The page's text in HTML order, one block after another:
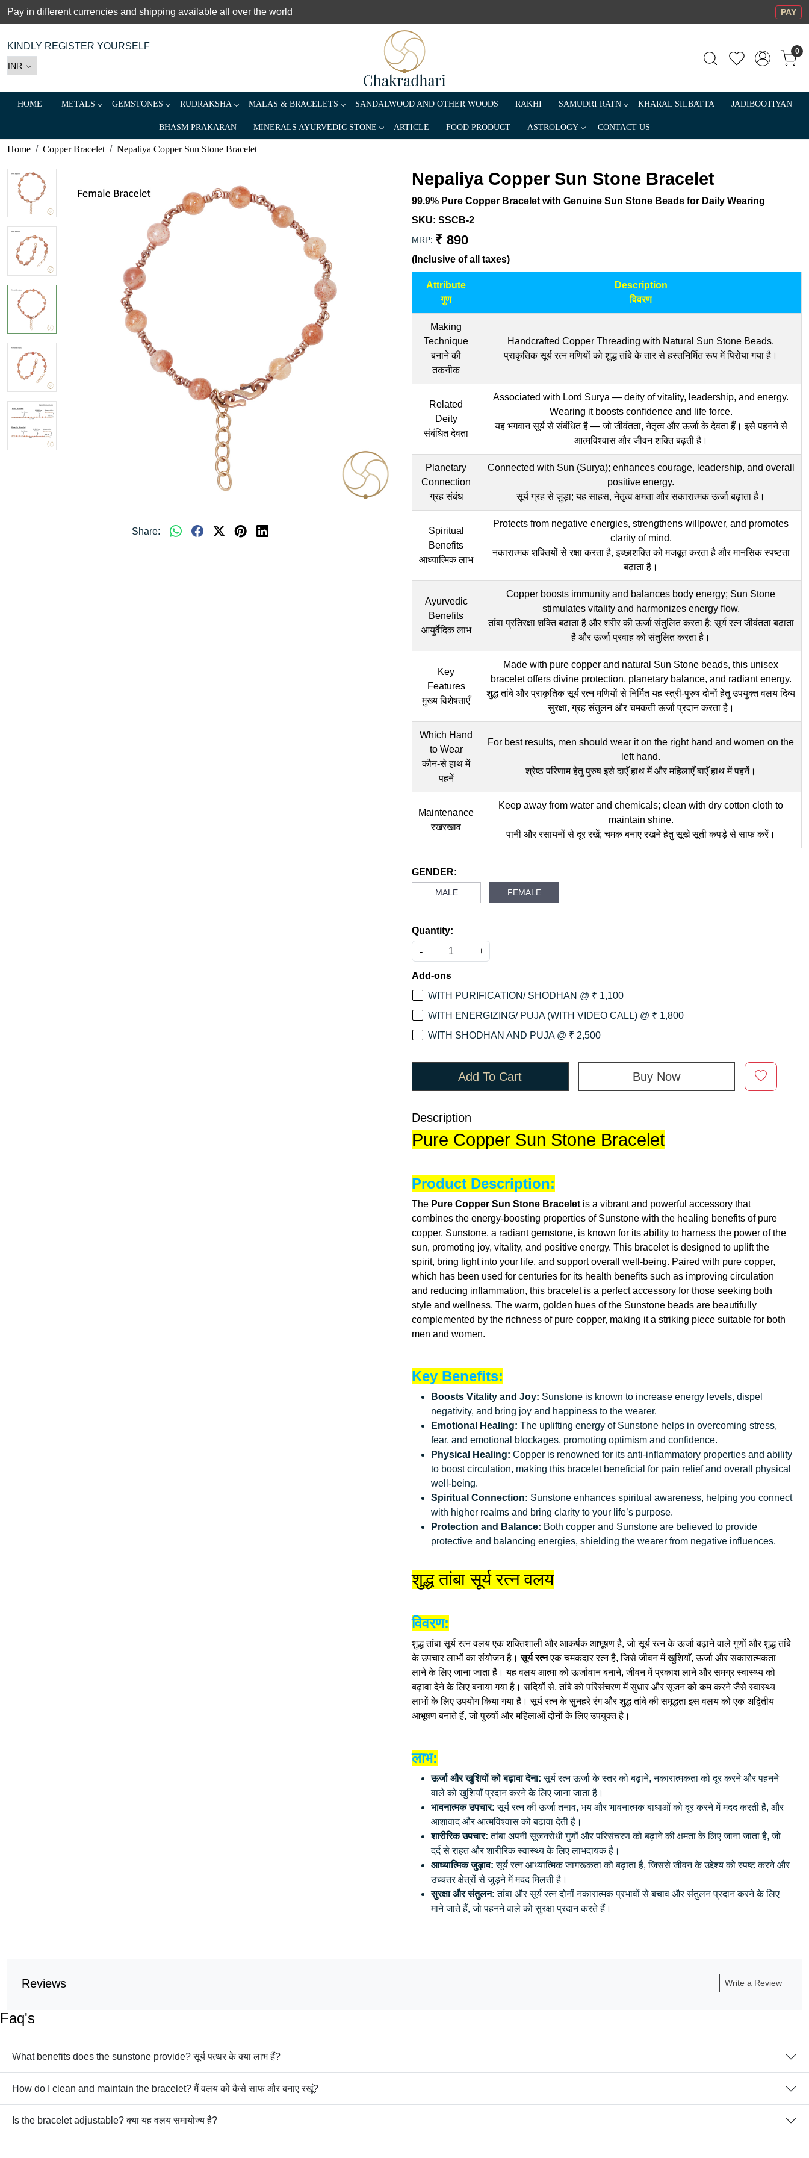
Pay in different currencies and shipping available all over the world PAY
KINDLY REGISTER YOURSELF 0
HOME METALS GEMSTONES RUDRAKSHA MALAS & BRACELETS SANDALWOOD AND OTHER WOODS RAKHI SAMUDRI RATN KHARAL SILBATTA JADIBOOTIYAN
BHASM PRAKARAN MINERALS AYURVEDIC STONE ARTICLE FOOD PRODUCT ASTROLOGY CONTACT US
Home Copper Bracelet Nepaliya Copper Sun Stone Bracelet
Share:
Nepaliya Copper Sun Stone Bracelet
99.9% Pure Copper Bracelet with Genuine Sun Stone Beads for Daily Wearing
SKU: SSCB-2
MRP: ₹ 890
(Inclusive of all taxes)
Attribute
गुण
Description
विवरण
Making
Technique
बनाने की
तकनीक
Handcrafted Copper Threading with Natural Sun Stone Beads.
प्राकृतिक सूर्य रत्न मणियों को शुद्ध तांबे के तार से हस्तनिर्मित रूप में पिरोया गया है।
Related
Deity
संबंधित देवता
Associated with Lord Surya — deity of vitality, leadership, and energy.
Wearing it boosts confidence and life force.
यह भगवान सूर्य से संबंधित है — जो जीवंतता, नेतृत्व और ऊर्जा के देवता हैं। इसे पहनने से
आत्मविश्वास और जीवन शक्ति बढ़ती है।
Planetary
Connection
ग्रह संबंध
Connected with Sun (Surya); enhances courage, leadership, and overall
positive energy.
सूर्य ग्रह से जुड़ा; यह साहस, नेतृत्व क्षमता और सकारात्मक ऊर्जा बढ़ाता है।
Spiritual
Benefits
आध्यात्मिक लाभ
Protects from negative energies, strengthens willpower, and promotes
clarity of mind.
नकारात्मक शक्तियों से रक्षा करता है, इच्छाशक्ति को मजबूत करता है और मानसिक स्पष्टता
बढ़ाता है।
Ayurvedic
Benefits
आयुर्वेदिक लाभ
Copper boosts immunity and balances body energy; Sun Stone
stimulates vitality and harmonizes energy flow.
तांबा प्रतिरक्षा शक्ति बढ़ाता है और शरीर की ऊर्जा संतुलित करता है; सूर्य रत्न जीवंतता बढ़ाता
है और ऊर्जा प्रवाह को संतुलित करता है।
Key
Features
मुख्य विशेषताएँ
Made with pure copper and natural Sun Stone beads, this unisex
bracelet offers divine protection, planetary balance, and radiant energy.
शुद्ध तांबे और प्राकृतिक सूर्य रत्न मणियों से निर्मित यह स्त्री-पुरुष दोनों हेतु उपयुक्त वलय दिव्य
सुरक्षा, ग्रह संतुलन और चमकती ऊर्जा प्रदान करता है।
Which Hand
to Wear
कौन-से हाथ में
पहनें
For best results, men should wear it on the right hand and women on the
left hand.
श्रेष्ठ परिणाम हेतु पुरुष इसे दाएँ हाथ में और महिलाएँ बाएँ हाथ में पहनें।
Maintenance
रखरखाव
Keep away from water and chemicals; clean with dry cotton cloth to
maintain shine.
पानी और रसायनों से दूर रखें; चमक बनाए रखने हेतु सूखे सूती कपड़े से साफ करें।
GENDER:
MALE FEMALE
Quantity:
-
+
Add-ons
WITH PURIFICATION/ SHODHAN @ ₹ 1,100
WITH ENERGIZING/ PUJA (WITH VIDEO CALL) @ ₹ 1,800
WITH SHODHAN AND PUJA @ ₹ 2,500
Add To Cart Buy Now
Description
Pure Copper Sun Stone Bracelet
Product Description:
The Pure Copper Sun Stone Bracelet is a vibrant and powerful accessory that
combines the energy-boosting properties of Sunstone with the healing benefits of pure
copper. Sunstone, a radiant gemstone, is known for its ability to harness the power of the
sun, promoting joy, vitality, and positive energy. This bracelet is designed to uplift the
spirit, bring light into your life, and support overall well-being. Paired with pure copper,
which has been used for centuries for its health benefits such as improving circulation
and reducing inflammation, this bracelet is a perfect accessory for those seeking both
style and wellness. The warm, golden hues of the Sunstone beads are beautifully
complemented by the richness of pure copper, making it a striking piece suitable for both
men and women.
Key Benefits:
Boosts Vitality and Joy: Sunstone is known to increase energy levels, dispel
negativity, and bring joy and happiness to the wearer.
Emotional Healing: The uplifting energy of Sunstone helps in overcoming stress,
fear, and emotional blockages, promoting optimism and confidence.
Physical Healing: Copper is renowned for its anti-inflammatory properties and ability
to boost circulation, making this bracelet beneficial for pain relief and overall physical
well-being.
Spiritual Connection: Sunstone enhances spiritual awareness, helping you connect
with higher realms and bring clarity to your life’s purpose.
Protection and Balance: Both copper and Sunstone are believed to provide
protective and balancing energies, shielding the wearer from negative influences.
शुद्ध तांबा सूर्य रत्न वलय
विवरण:
शुद्ध तांबा सूर्य रत्न वलय एक शक्तिशाली और आकर्षक आभूषण है, जो सूर्य रत्न के ऊर्जा बढ़ाने वाले गुणों और शुद्ध तांबे
के उपचार लाभों का संयोजन है।सूर्य रत्नएक चमकदार रत्न है, जिसे जीवन में खुशियाँ, ऊर्जा और सकारात्मकता
लाने के लिए जाना जाता है। यह वलय आत्मा को ऊर्जावान बनाने, जीवन में प्रकाश लाने और समग्र स्वास्थ्य को
बढ़ावा देने के लिए बनाया गया है। सदियों से, तांबे को परिसंचरण में सुधार और सूजन को कम करने जैसे स्वास्थ्य
लाभों के लिए उपयोग किया गया है। सूर्य रत्न के सुनहरे रंग और शुद्ध तांबे की समृद्धता इस वलय को एक अद्वितीय
आभूषण बनाते हैं, जो पुरुषों और महिलाओं दोनों के लिए उपयुक्त है।
लाभ:
ऊर्जा और खुशियों को बढ़ावा देना: सूर्य रत्न ऊर्जा के स्तर को बढ़ाने, नकारात्मकता को दूर करने और पहनने
वाले को खुशियाँ प्रदान करने के लिए जाना जाता है।
भावनात्मक उपचार: सूर्य रत्न की ऊर्जा तनाव, भय और भावनात्मक बाधाओं को दूर करने में मदद करती है, और
आशावाद और आत्मविश्वास को बढ़ावा देती है।
शारीरिक उपचार: तांबा अपनी सूजनरोधी गुणों और परिसंचरण को बढ़ाने की क्षमता के लिए जाना जाता है, जो
दर्द से राहत और शारीरिक स्वास्थ्य के लिए लाभदायक है।
आध्यात्मिक जुड़ाव: सूर्य रत्न आध्यात्मिक जागरूकता को बढ़ाता है, जिससे जीवन के उद्देश्य को स्पष्ट करने और
उच्चतर क्षेत्रों से जुड़ने में मदद मिलती है।
सुरक्षा और संतुलन: तांबा और सूर्य रत्न दोनों नकारात्मक प्रभावों से बचाव और संतुलन प्रदान करने के लिए
माने जाते हैं, जो पहनने वाले को सुरक्षा प्रदान करते हैं।
Reviews Write a Review
Faq's
What benefits does the sunstone provide? सूर्य पत्थर के क्या लाभ हैं?
How do I clean and maintain the bracelet? मैं वलय को कैसे साफ और बनाए रखूं?
Is the bracelet adjustable? क्या यह वलय समायोज्य है?